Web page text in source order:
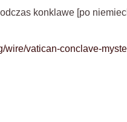
konklawe [po
wire/vatican-conclave-